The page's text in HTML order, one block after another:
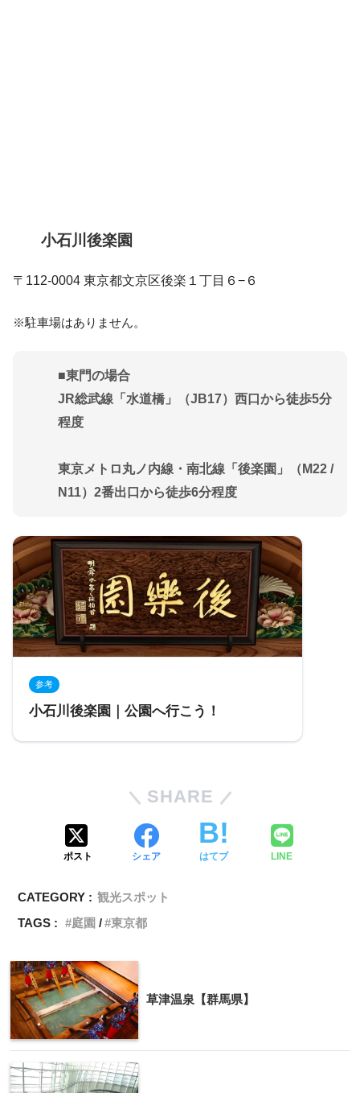
小石川後楽園
〒112-0004 東京都文京区後楽１丁目６−６
※駐車場はありません。
■東門の場合
JR総武線「水道橋」（JB17）西口から徒歩5分
程度
東京メトロ丸ノ内線・南北線「後楽園」（M22 /
N11）2番出口から徒歩6分程度
参考
小石川後楽園｜公園へ行こう！
SHARE
ポスト シェア はてブ LINE
CATEGORY : 観光スポット
TAGS :
庭園 東京都
草津温泉【群馬県】